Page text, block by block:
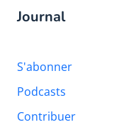
Journal
S'abonner
Podcasts
Contribuer